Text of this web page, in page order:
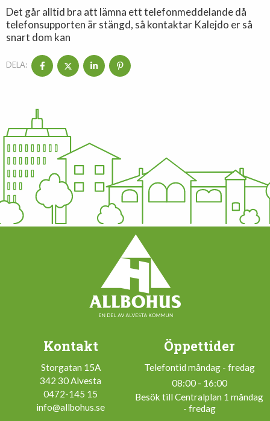
Det går alltid bra att lämna ett telefonmeddelande då
telefonsupporten är stängd, så kontaktar Kalejdo er så
snart dom kan
DELA:
Kontakt
Storgatan 15A
342 30 Alvesta
0472-145 15
info@allbohus.se
Öppettider
Telefontid måndag - fredag
08:00 - 16:00
Besök till Centralplan 1 måndag
- fredag